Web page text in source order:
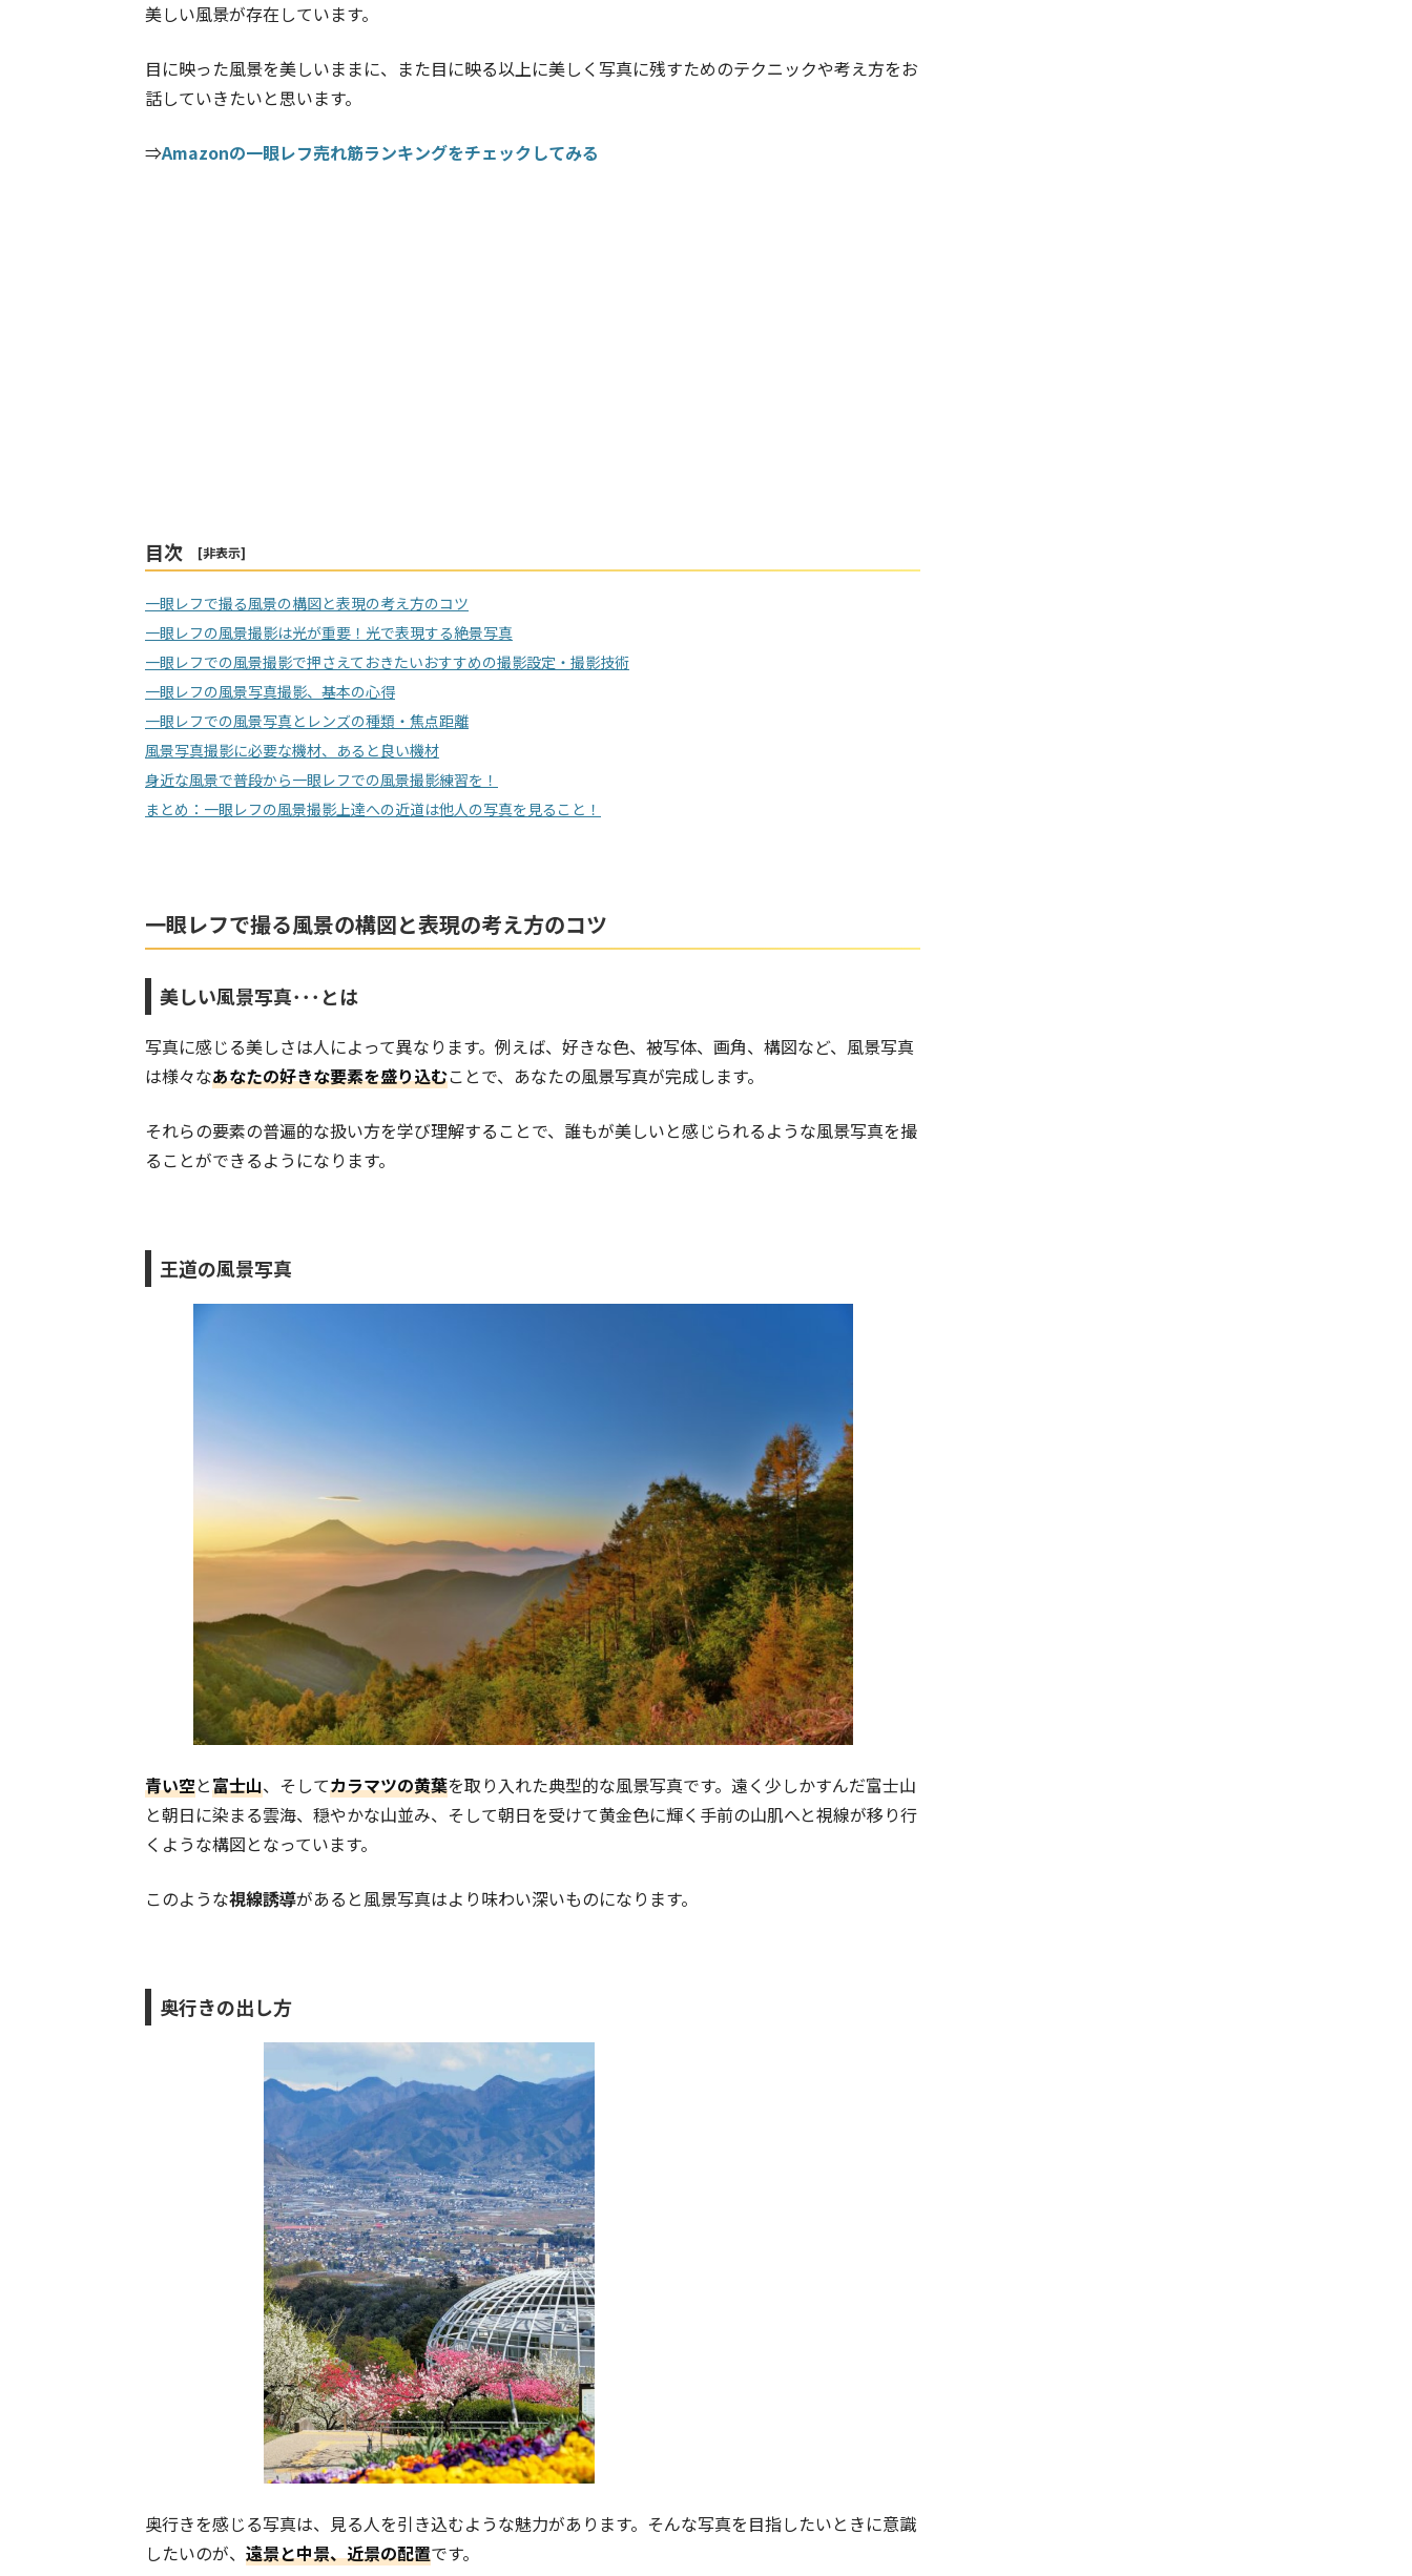
美しい風景が存在しています。
目に映った風景を美しいままに、また目に映る以上に美しく写真に残すためのテクニックや考え方をお
話していきたいと思います。
⇒Amazonの一眼レフ売れ筋ランキングをチェックしてみる
目次 [非表示]
一眼レフで撮る風景の構図と表現の考え方のコツ
一眼レフの風景撮影は光が重要！光で表現する絶景写真
一眼レフでの風景撮影で押さえておきたいおすすめの撮影設定・撮影技術
一眼レフの風景写真撮影、基本の心得
一眼レフでの風景写真とレンズの種類・焦点距離
風景写真撮影に必要な機材、あると良い機材
身近な風景で普段から一眼レフでの風景撮影練習を！
まとめ：一眼レフの風景撮影上達への近道は他人の写真を見ること！
一眼レフで撮る風景の構図と表現の考え方のコツ
美しい風景写真･･･とは
写真に感じる美しさは人によって異なります。例えば、好きな色、被写体、画角、構図など、風景写真
は様々なあなたの好きな要素を盛り込むことで、あなたの風景写真が完成します。
それらの要素の普遍的な扱い方を学び理解することで、誰もが美しいと感じられるような風景写真を撮
ることができるようになります。
王道の風景写真
青い空と富士山、そしてカラマツの黄葉を取り入れた典型的な風景写真です。遠く少しかすんだ富士山
と朝日に染まる雲海、穏やかな山並み、そして朝日を受けて黄金色に輝く手前の山肌へと視線が移り行
くような構図となっています。
このような視線誘導があると風景写真はより味わい深いものになります。
奥行きの出し方
奥行きを感じる写真は、見る人を引き込むような魅力があります。そんな写真を目指したいときに意識
したいのが、 遠景と中景、近景の配置です。